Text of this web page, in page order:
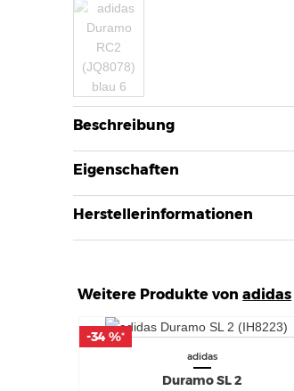
Beschreibung
Eigenschaften
Herstellerinformationen
Weitere Produkte vonadidas
adidas
Duramo SL 2
-34 %*
-34 %*